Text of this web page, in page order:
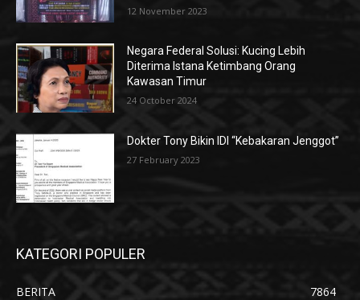
12 November 2023
Negara Federal Solusi: Kucing Lebih
Diterima Istana Ketimbang Orang
Kawasan Timur
24 October 2024
Dokter Tony Bikin IDI “Kebakaran Jenggot”
27 February 2023
KATEGORI POPULER
BERITA
7864